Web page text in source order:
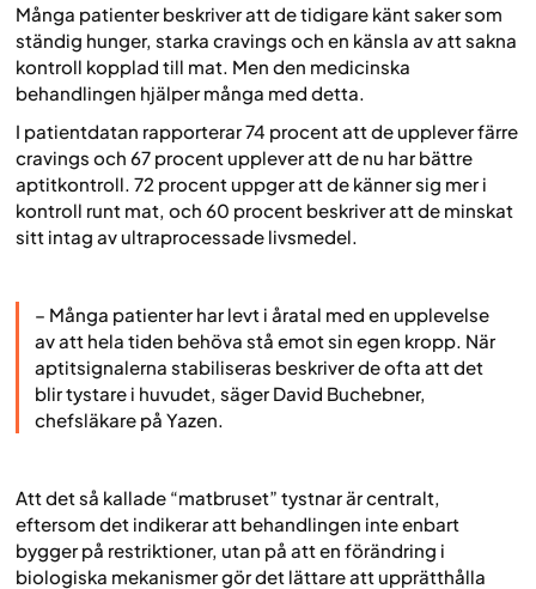
Många patienter beskriver att de tidigare känt saker som
ständig hunger, starka cravings och en känsla av att sakna
kontroll kopplad till mat. Men den medicinska
behandlingen hjälper många med detta.
I patientdatan rapporterar 74 procent att de upplever färre
cravings och 67 procent upplever att de nu har bättre
aptitkontroll. 72 procent uppger att de känner sig mer i
kontroll runt mat, och 60 procent beskriver att de minskat
sitt intag av ultraprocessade livsmedel.
– Många patienter har levt i åratal med en upplevelse
av att hela tiden behöva stå emot sin egen kropp. När
aptitsignalerna stabiliseras beskriver de ofta att det
blir tystare i huvudet, säger David Buchebner,
chefsläkare på Yazen.
Att det så kallade “matbruset” tystnar är centralt,
eftersom det indikerar att behandlingen inte enbart
bygger på restriktioner, utan på att en förändring i
biologiska mekanismer gör det lättare att upprätthålla